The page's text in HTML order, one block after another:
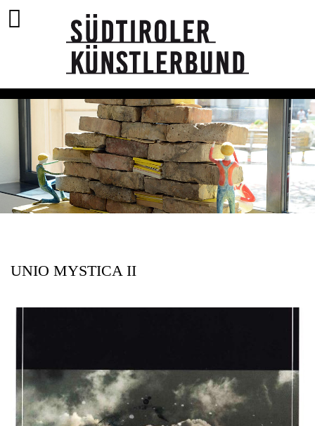
UNIO MYSTICA II